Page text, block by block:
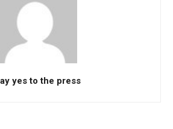
yes to the press